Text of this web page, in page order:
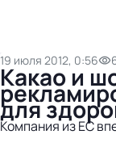
19 июля 2012, 0:56
Какао и
для
Компания из ЕС